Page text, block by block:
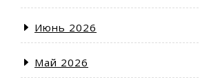
Июнь 2026
Май 2026